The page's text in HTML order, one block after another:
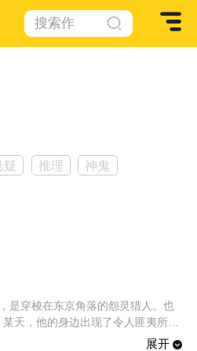
搜索作
品
疑 推理 神鬼
是穿梭在东京角落的怨灵猎人。也
天，他的身边出现了令人匪夷所思
展开